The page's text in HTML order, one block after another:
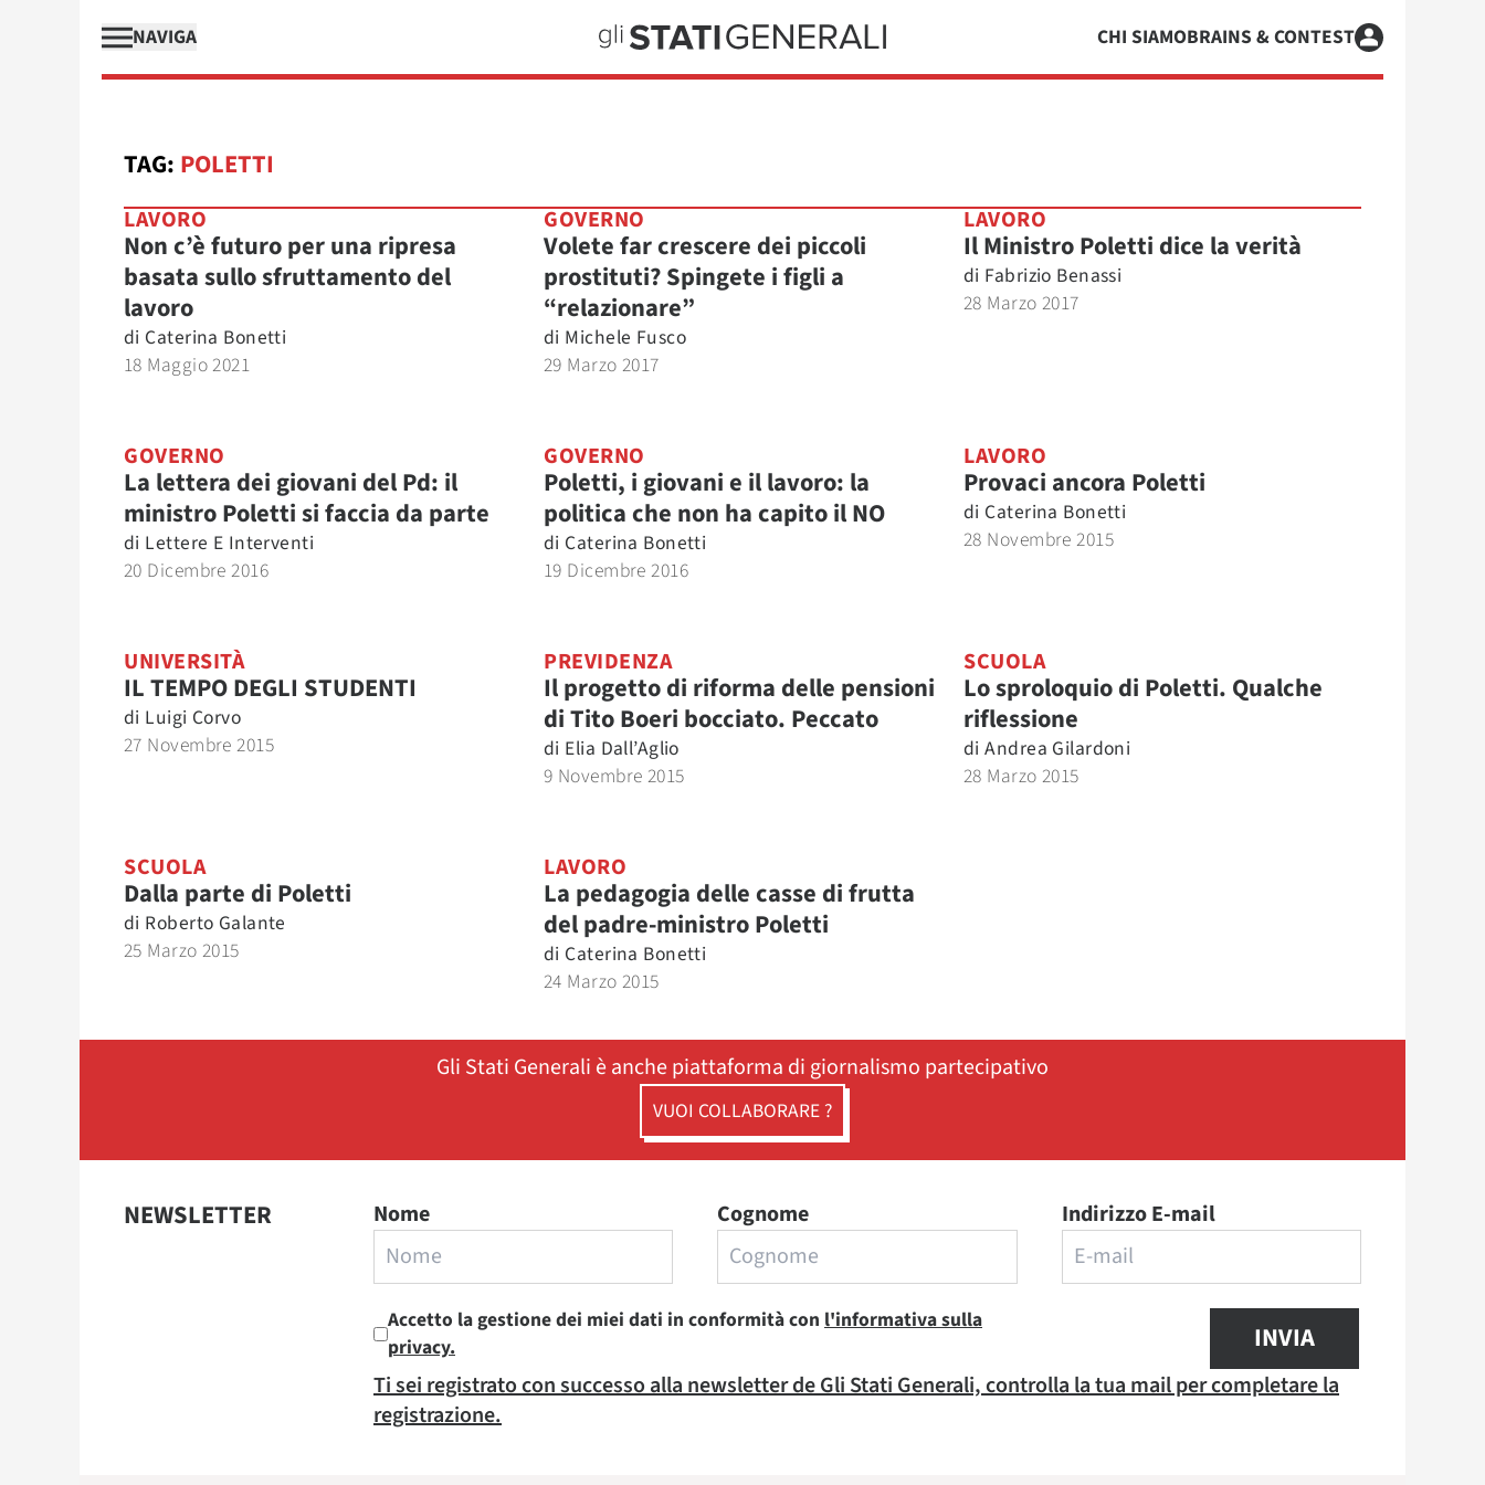
NAVIGA CHI SIAMOBRAINS & CONTEST
TAG: POLETTI
LAVORO
Non c’è futuro per una ripresa
basata sullo sfruttamento del
lavoro
di Caterina Bonetti
18 Maggio 2021
GOVERNO
Volete far crescere dei piccoli
prostituti? Spingete i figli a
“relazionare”
di Michele Fusco
29 Marzo 2017
LAVORO
Il Ministro Poletti dice la verità
di Fabrizio Benassi
28 Marzo 2017
GOVERNO
La lettera dei giovani del Pd: il
ministro Poletti si faccia da parte
di Lettere E Interventi
20 Dicembre 2016
GOVERNO
Poletti, i giovani e il lavoro: la
politica che non ha capito il NO
di Caterina Bonetti
19 Dicembre 2016
LAVORO
Provaci ancora Poletti
di Caterina Bonetti
28 Novembre 2015
UNIVERSITÀ
IL TEMPO DEGLI STUDENTI
di Luigi Corvo
27 Novembre 2015
PREVIDENZA
Il progetto di riforma delle pensioni
di Tito Boeri bocciato. Peccato
di Elia Dall’Aglio
9 Novembre 2015
SCUOLA
Lo sproloquio di Poletti. Qualche
riflessione
di Andrea Gilardoni
28 Marzo 2015
SCUOLA
Dalla parte di Poletti
di Roberto Galante
25 Marzo 2015
LAVORO
La pedagogia delle casse di frutta
del padre-ministro Poletti
di Caterina Bonetti
24 Marzo 2015
Gli Stati Generali è anche piattaforma di giornalismo partecipativo
VUOI COLLABORARE ?
NEWSLETTER Nome Cognome Indirizzo E-mail
Accetto la gestione dei miei dati in conformità con l'informativa sulla
privacy.
INVIA
Ti sei registrato con successo alla newsletter de Gli Stati Generali, controlla la tua mail per completare la
registrazione.